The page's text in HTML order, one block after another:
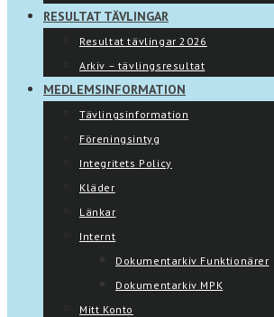
RESULTAT TÄVLINGAR
Resultat tävlingar 2026
Arkiv – tävlingsresultat
MEDLEMSINFORMATION
Tävlingsinformation
Föreningsintyg
Integritets Policy
Kläder
Länkar
Internt
Dokumentarkiv Funktionärer
Dokumentarkiv MPK
Mitt Konto